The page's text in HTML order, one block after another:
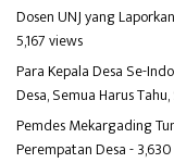
Dosen UNJ yang
5,167 views
Para Kepala Desa Se-
Desa, Semua Harus
Pemdes Mekargading
Perempatan Desa-